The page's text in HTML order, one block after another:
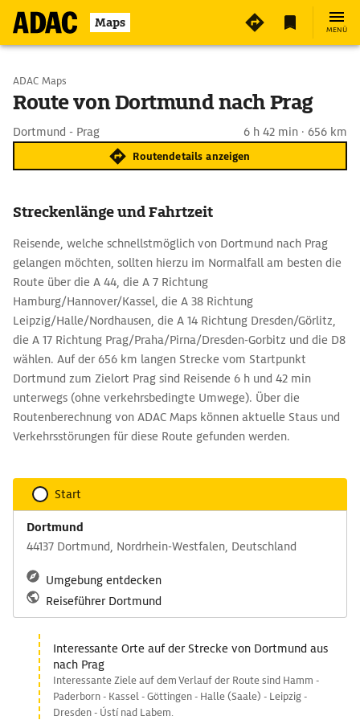
Maps MENÜ
Start wählen
ADAC Maps
Route von Dortmund nach Prag
Dortmund - Prag 6 h 42 min · 656 km
Routendetails anzeigen
Streckenlänge und Fahrtzeit
Reisende, welche schnellstmöglich von Dortmund nach Prag
gelangen möchten, sollten hierzu im Normalfall am besten die
Route über die A 44, die A 7 Richtung
Hamburg/Hannover/Kassel, die A 38 Richtung
Leipzig/Halle/Nordhausen, die A 14 Richtung Dresden/Görlitz,
die A 17 Richtung Prag/Praha/Pirna/Dresden-Gorbitz und die D8
wählen. Auf der 656 km langen Strecke vom Startpunkt
Dortmund zum Zielort Prag sind Reisende 6 h und 42 min
unterwegs (ohne verkehrsbedingte Umwege). Über die
Routenberechnung von ADAC Maps können aktuelle Staus und
Verkehrsstörungen für diese Route gefunden werden.
Start
Dortmund
44137 Dortmund, Nordrhein-Westfalen, Deutschland
Umgebung entdecken
Reiseführer Dortmund
Interessante Orte auf der Strecke von Dortmund aus
nach Prag
Interessante Ziele auf dem Verlauf der Route sind Hamm -
Paderborn - Kassel - Göttingen - Halle (Saale) - Leipzig -
Dresden - Ústí nad Labem.